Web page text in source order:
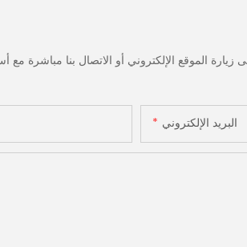
البريد الإلكتروني